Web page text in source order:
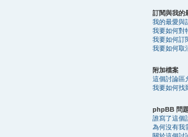
訂閱與我的
我的最愛與
我要如何對
我要如何訂
我要如何取
附加檔案
這個討論區
我要如何找
phpBB 問題
誰寫了這個
為何沒有我
關於這個討